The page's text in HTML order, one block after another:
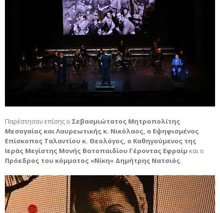
Παρέστησαν επίσης ο Σεβασμιώτατος Μητροπολίτης
Μεσογαίας και Λαυρεωτικής κ. Νικόλαος, ο Εψηφισμένος
Επίσκοπος Ταλαντίου κ. Θεολόγος, ο Καθηγούμενος της
Ιεράς Μεγίστης Μονής Βατοπαιδίου Γέροντας Εφραίμ και ο
Πρόεδρος του κόμματος «Νίκη» Δημήτρης Νατσιός.